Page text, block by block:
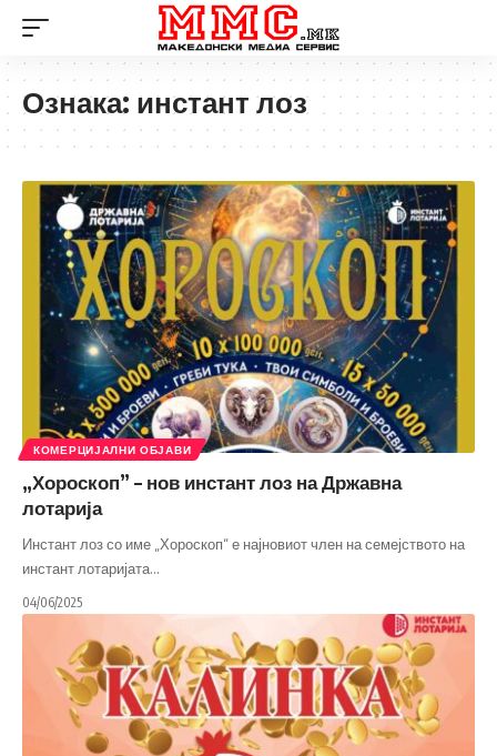
Ознака: инстант лоз
КОМЕРЦИЈАЛНИ ОБЈАВИ
„Хороскоп” – нов инстант лоз на Државна
лотарија
Инстант лоз со име „Хороскоп“ е најновиот член на семејството на
инстант лотаријата…
04/06/2025